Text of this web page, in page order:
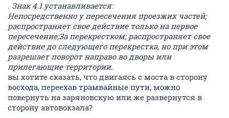
. Знак 4.1 устанавливается:
Непосредственно у пересечения проезжих частей;
распространяет свое действие только на первое
пересечение;За перекрестком; распространяет свое
действие до следующего перекрестка, но при этом
разрешает поворот направо во дворы или
прилегающие территории.
вы хотите сказать, что двигаясь с моста в сторону
восхода, переехав трамвайные пути, можно
повернуть на заряновскую или же развернутся в
сторону автовокзала?